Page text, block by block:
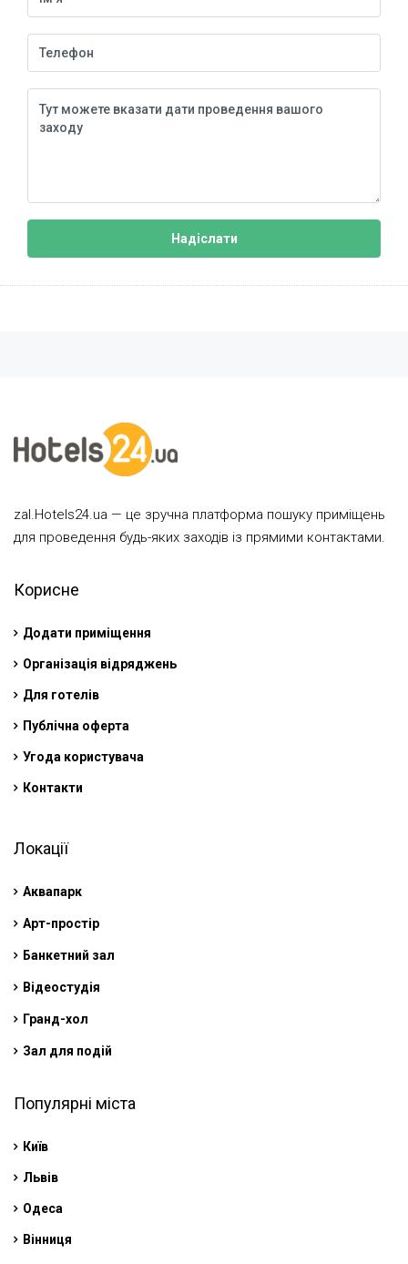
Надіслати
zal.Hotels24.ua — це зручна платформа пошуку приміщень
для проведення будь-яких заходів із прямими контактами.
Корисне
Додати приміщення
Організація відряджень
Для готелів
Публічна оферта
Угода користувача
Контакти
Локації
Аквапарк
Арт-простір
Банкетний зал
Відеостудія
Гранд-хол
Зал для подій
Популярні міста
Київ
Львів
Одеса
Вінниця